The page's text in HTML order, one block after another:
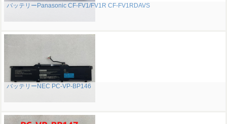
バッテリーPanasonic CF-FV1/FV1R CF-FV1RDAVS
バッテリーNEC PC-VP-BP146